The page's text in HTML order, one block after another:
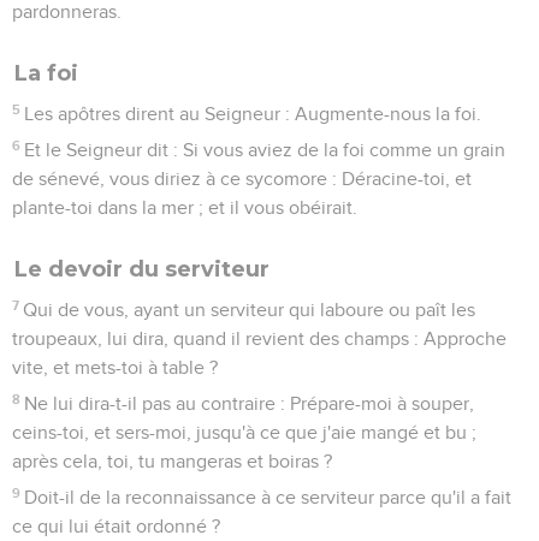
pardonneras.
La foi
5 Les apôtres dirent au Seigneur : Augmente-nous la foi.
6 Et le Seigneur dit : Si vous aviez de la foi comme un grain
de sénevé, vous diriez à ce sycomore : Déracine-toi, et
plante-toi dans la mer ; et il vous obéirait.
Le devoir du serviteur
7 Qui de vous, ayant un serviteur qui laboure ou paît les
troupeaux, lui dira, quand il revient des champs : Approche
vite, et mets-toi à table ?
8 Ne lui dira-t-il pas au contraire : Prépare-moi à souper,
ceins-toi, et sers-moi, jusqu'à ce que j'aie mangé et bu ;
après cela, toi, tu mangeras et boiras ?
9 Doit-il de la reconnaissance à ce serviteur parce qu'il a fait
ce qui lui était ordonné ?